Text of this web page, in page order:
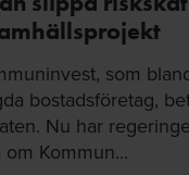
som
bostadsföretag,
Nu har
Kommun...